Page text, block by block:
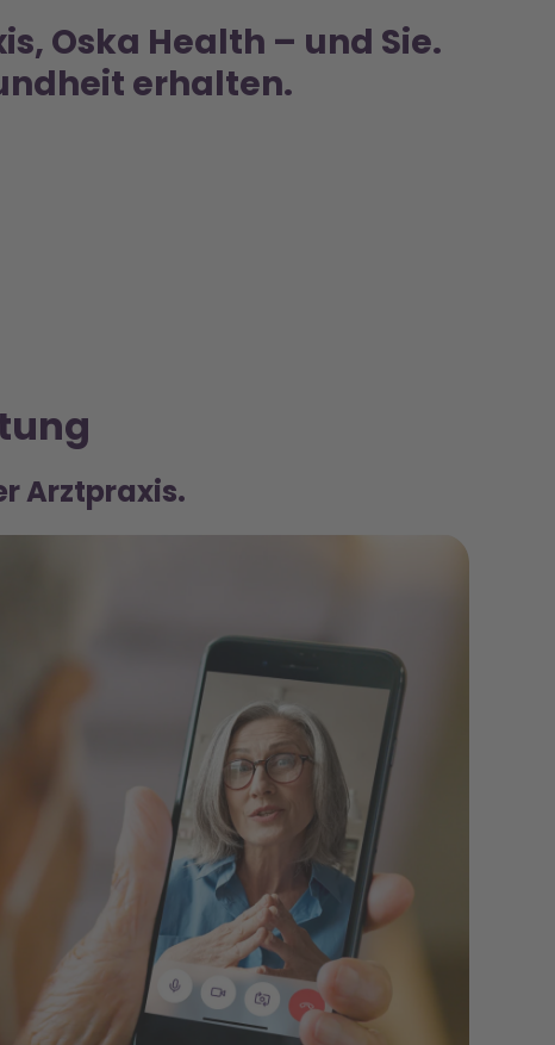
Oska Health – und Sie.
erhalten.
Arztpraxis.